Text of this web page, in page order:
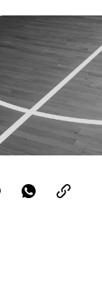
MASCULINA
FEMININA